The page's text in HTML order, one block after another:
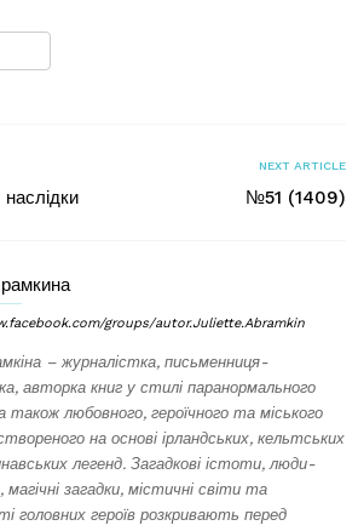
наслідки
NEXT ARTICLE
№51 (1409)
groups/autor.Juliette.Abramkin
– журналістка, письменниця-
авторка книг у стилі паранормального
також любовного, героїчного та міського
на основі ірландських, кельтських
легенд. Загадкові істоти, люди-
загадки, містичні світи та
головних героїв розкривають перед